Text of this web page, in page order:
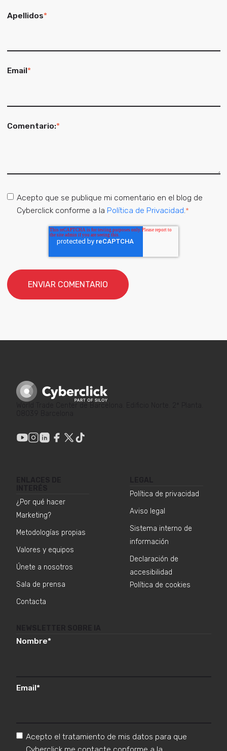
Apellidos*
Email*
Comentario:*
Acepto que se publique mi comentario en el blog de
Cyberclick conforme a la Política de Privacidad *
¿Por qué hacer
Marketing?
Metodologías propias
Valores y equipos
Únete a nosotros
Sala de prensa
Contacta
Política de privacidad
Aviso legal
Sistema interno de
información
Declaración de
accesibilidad
Política de cookies
Nombre*
Email*
Acepto el tratamiento de mis datos para que